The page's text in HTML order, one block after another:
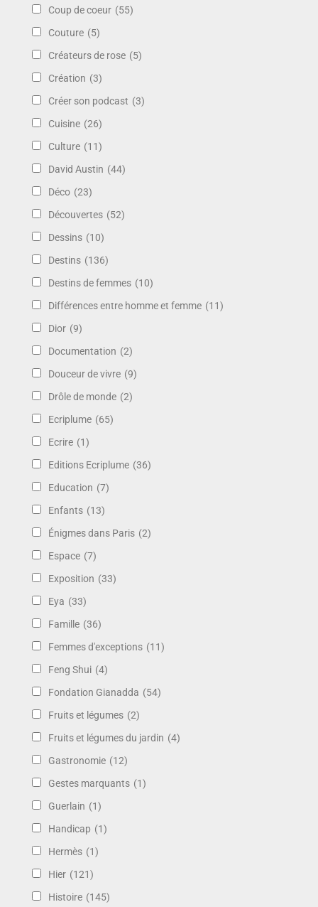
Coup de coeur (55)
Couture (5)
Créateurs de rose (5)
Création (3)
Créer son podcast (3)
Cuisine (26)
Culture (11)
David Austin (44)
Déco (23)
Découvertes (52)
Dessins (10)
Destins (136)
Destins de femmes (10)
Différences entre homme et femme (11)
Dior (9)
Documentation (2)
Douceur de vivre (9)
Drôle de monde (2)
Ecriplume (65)
Ecrire (1)
Editions Ecriplume (36)
Education (7)
Enfants (13)
Énigmes dans Paris (2)
Espace (7)
Exposition (33)
Eya (33)
Famille (36)
Femmes d'exceptions (11)
Feng Shui (4)
Fondation Gianadda (54)
Fruits et légumes (2)
Fruits et légumes du jardin (4)
Gastronomie (12)
Gestes marquants (1)
Guerlain (1)
Handicap (1)
Hermès (1)
Hier (121)
Histoire (145)